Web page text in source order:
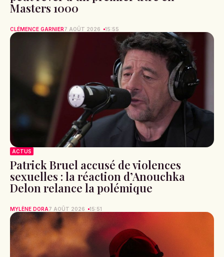
Masters 1000
CLÉMENCE GARNIER7 AOÛT 2026 15:55
ACTUS
Patrick Bruel accusé de violences
sexuelles : la réaction d’Anouchka
Delon relance la polémique
MYLÈNE DORA7 AOÛT 2026 15:51